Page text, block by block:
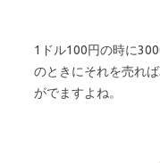
1ドル100円の時に
のときにそれを売れ
がでますよね。